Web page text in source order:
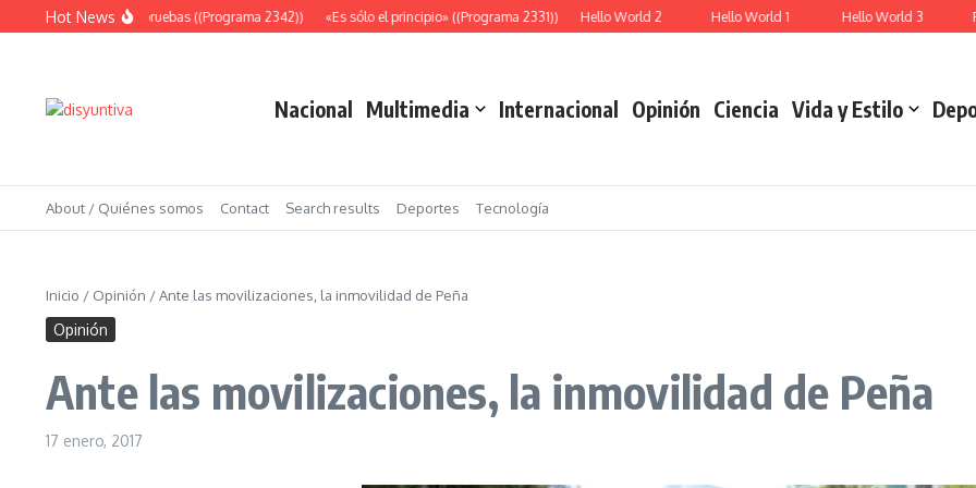
Saltar al contenido
Hot News
Abundantes pruebas ((Programa 2342)) «Es sólo el principio» ((Programa 2331)) Hello World 2 Hello World 1 Hello World 3
Nacional Multimedia Internacional Opinión Ciencia Vida y Estilo
About / Quiénes somos Contact Search results Deportes Tecnología
Inicio / Opinión /Ante las movilizaciones, la inmovilidad de Peña
Opinión
Ante las movilizaciones, la inmovilidad de Peña
17 enero, 2017